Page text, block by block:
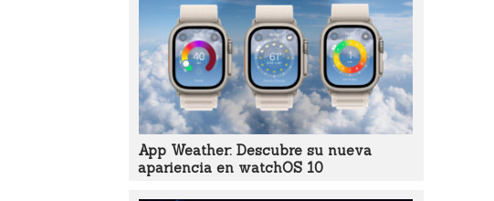
App Weather: Descubre su nueva
apariencia en watchOS 10